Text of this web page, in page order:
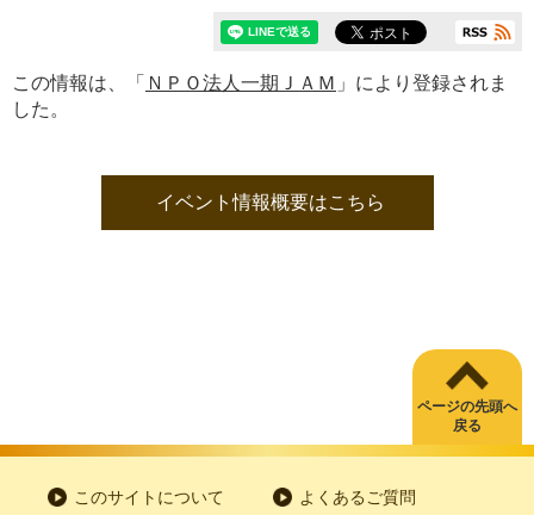
この情報は、「 ＮＰＯ法人一期ＪＡＭ 」により登録されま
した。
イベント情報概要はこちら
ページの先頭へ
戻る
このサイトについて よくあるご質問